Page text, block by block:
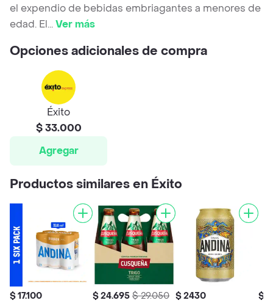
el expendio de bebidas embriagantes a menores de
edad. El...Ver más
Opciones adicionales de compra
Éxito
$ 33.000
Agregar
Productos similares en Éxito
$ 17.100 $ 24.695 $ 29.050 $ 2430 $